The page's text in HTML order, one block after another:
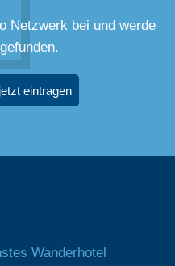
Netzwerk bei und werde
eintragen
Wanderhotel